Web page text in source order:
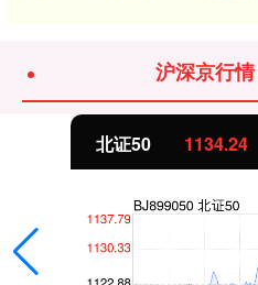
沪深京行
北证50 1134.24